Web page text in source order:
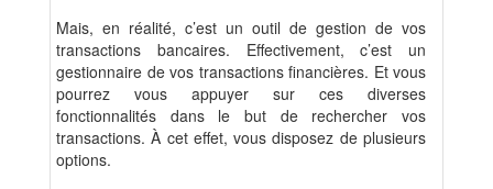
Mais, en réalité, c’est un outil de gestion de vos
transactions bancaires. Effectivement, c’est un
gestionnaire de vos transactions financières. Et vous
pourrez vous appuyer sur ces diverses
fonctionnalités dans le but de rechercher vos
transactions. À cet effet, vous disposez de plusieurs
options.